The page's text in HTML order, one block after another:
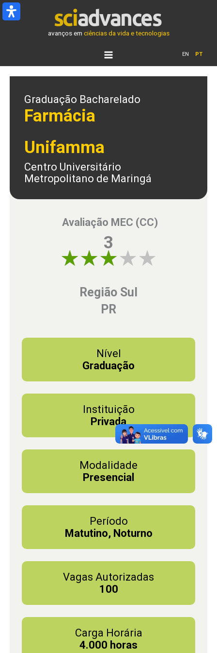
Ir
para
avanços em ciências da vida e tecnologias
EN PT
Graduação Bacharelado
Farmácia
Unifamma
Centro Universitário
Metropolitano de Maringá
Avaliação MEC (CC)
3
Região Sul
PR
Nível
Graduação
Instituição
Privada
Modalidade
Presencial
Período
Matutino, Noturno
Vagas Autorizadas
100
Carga Horária
4.000 horas